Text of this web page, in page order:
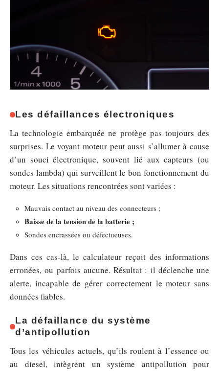
Les défaillances électroniques
La technologie embarquée ne protège pas toujours des
surprises. Le voyant moteur peut aussi s’allumer à cause
d’un souci électronique, souvent lié aux capteurs (ou
sondes lambda) qui surveillent le bon fonctionnement du
moteur. Les situations rencontrées sont variées :
Mauvais contact au niveau des connecteurs ;
Baisse de la tension de la batterie ;
Sondes encrassées ou défectueuses.
Dans ces cas-là, le calculateur reçoit des informations
erronées, ou parfois aucune. Résultat : il déclenche une
alerte, incapable de gérer correctement le moteur sans
données fiables.
La défaillance du système
d’antipollution
Tous les véhicules actuels, qu’ils roulent à l’essence ou
au diesel, intègrent un système antipollution pour